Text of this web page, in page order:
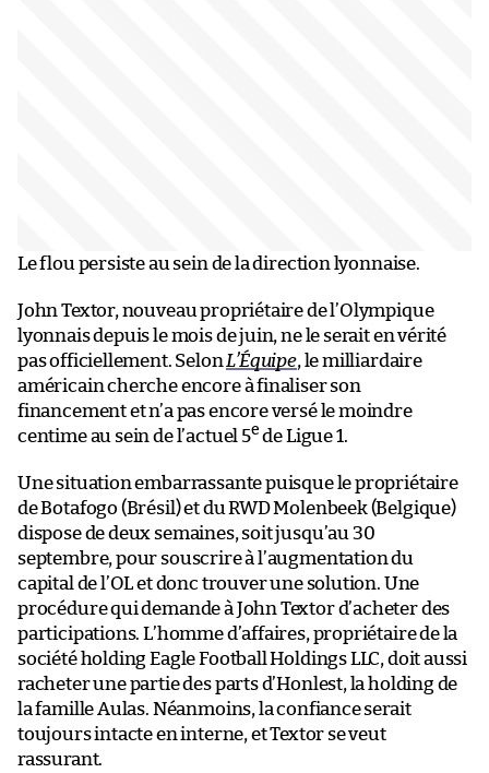
Le flou persiste au sein de la direction lyonnaise.
John Textor, nouveau propriétaire de l’Olympique
lyonnais depuis le mois de juin, ne le serait en vérité
pas officiellement. Selon L’Équipe, le milliardaire
américain cherche encore à finaliser son
financement et n’a pas encore versé le moindre
centime au sein de l’actuel 5e de Ligue 1.
Une situation embarrassante puisque le propriétaire
de Botafogo (Brésil) et du RWD Molenbeek (Belgique)
dispose de deux semaines, soit jusqu’au 30
septembre, pour souscrire à l’augmentation du
capital de l’OL et donc trouver une solution. Une
procédure qui demande à John Textor d’acheter des
participations. L’homme d’affaires, propriétaire de la
société holding Eagle Football Holdings LLC, doit aussi
racheter une partie des parts d’Honlest, la holding de
la famille Aulas. Néanmoins, la confiance serait
toujours intacte en interne, et Textor se veut
rassurant.